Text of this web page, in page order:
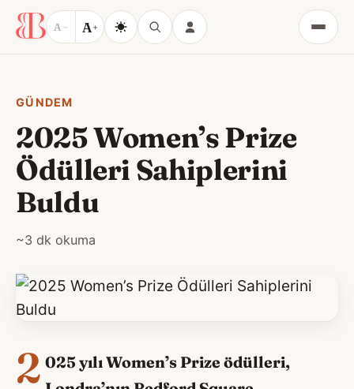
A − A+
Menü
GÜNDEM
2025 Women’s Prize
Ödülleri Sahiplerini
Buldu
~3 dk okuma
2 025 yılı Women’s Prize ödülleri,